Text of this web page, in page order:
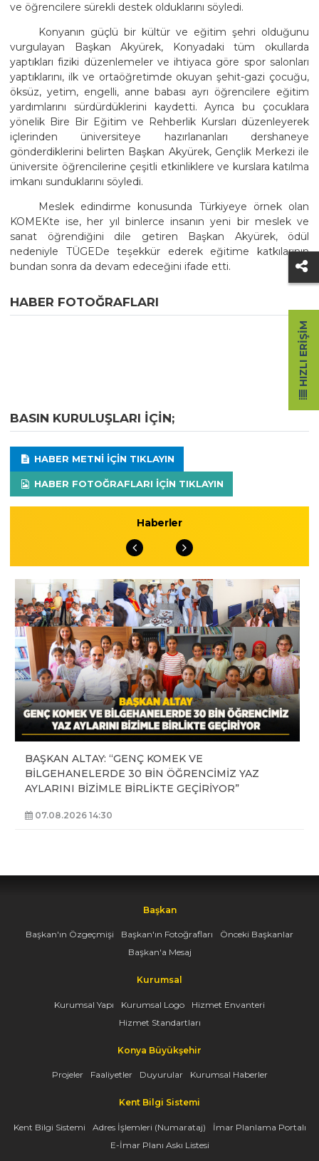
ve öğrencilere sürekli destek olduklarını söyledi.
Konyanın güçlü bir kültür ve eğitim şehri olduğunu
vurgulayan Başkan Akyürek, Konyadaki tüm okullarda
yaptıkları fiziki düzenlemeler ve ihtiyaca göre spor salonları
yaptıklarını, ilk ve ortaöğretimde okuyan şehit-gazi çocuğu,
öksüz, yetim, engelli, anne babası ayrı öğrencilere eğitim
yardımlarını sürdürdüklerini kaydetti. Ayrıca bu çocuklara
yönelik Bire Bir Eğitim ve Rehberlik Kursları düzenleyerek
içlerinden üniversiteye hazırlananları dershaneye
gönderdiklerini belirten Başkan Akyürek, Gençlik Merkezi ile
üniversite öğrencilerine çeşitli etkinliklere ve kurslara katılma
imkanı sunduklarını söyledi.
Meslek edindirme konusunda Türkiyeye örnek olan
KOMEKte ise, her yıl binlerce insanın yeni bir meslek ve
sanat öğrendiğini dile getiren Başkan Akyürek, ödül
nedeniyle TÜGEDe teşekkür ederek eğitime katkılarının
bundan sonra da devam edeceğini ifade etti.
HABER FOTOĞRAFLARI
BASIN KURULUŞLARI IÇIN;
HABER METNI IÇIN TIKLAYIN
HABER FOTOĞRAFLARI IÇIN TIKLAYIN
Haberler
BAŞKAN ALTAY: “GENÇ KOMEK VE
BİLGEHANELERDE 30 BİN ÖĞRENCİMİZ YAZ
AYLARINI BİZİMLE BİRLİKTE GEÇİRİYOR”
07.08.2026 14:30
Başkan
Başkan'ın Özgeçmişi Başkan'ın Fotoğrafları
Önceki Başkanlar
Başkan'a Mesaj
Kurumsal
Kurumsal Yapı Kurumsal Logo
Hizmet Envanteri
Hizmet Standartları
Konya Büyükşehir
Projeler Faaliyetler Duyurular Kurumsal Haberler
Kent Bilgi Sistemi
Kent Bilgi Sistemi Adres İşlemleri (Numarataj)
İmar Planlama Portalı
E-İmar Planı Askı Listesi
HIZLI ERIŞIM